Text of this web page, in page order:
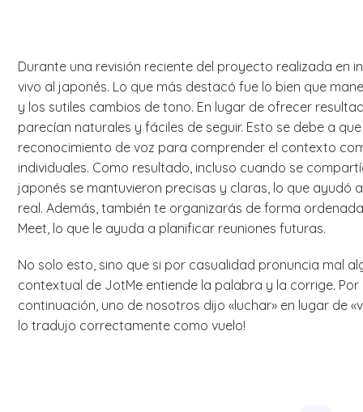
Durante una revisión reciente del proyecto realizada en
vivo al japonés. Lo que más destacó fue lo bien que
y los sutiles cambios de tono. En lugar de ofrecer
parecían naturales y fáciles de seguir. Esto se debe a
reconocimiento de voz para comprender el contexto
individuales. Como resultado, incluso cuando se
japonés se mantuvieron precisas y claras, lo que ayudó
real. Además, también te organizarás de forma
Meet, lo que le ayuda a planificar reuniones futuras.
No solo esto, sino que si por casualidad pronuncia mal
contextual de JotMe entiende la palabra y la corrige.
continuación, uno de nosotros dijo «luchar» en lugar de
lo tradujo correctamente como vuelo!